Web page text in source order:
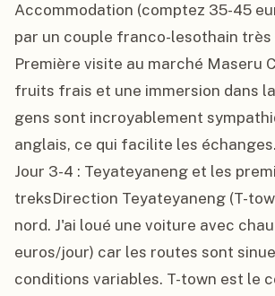
Accommodation (comptez 35-45
par un couple franco-lesothain
Première visite au marché Maseru
fruits frais et une immersion dans
gens sont incroyablement
anglais, ce qui facilite les échanges.
Jour 3-4 : Teyateyaneng et les
treksDirection Teyateyaneng (T-
nord. J'ai loué une voiture avec
euros/jour) car les routes sont
conditions variables. T-town est le